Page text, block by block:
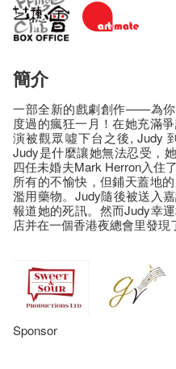
簡介
一部全新的戲劇創作——為你
度過的瘋狂一月！在她充滿
演被觀眾噓下台之後, Judy
Judy是什麼讓她無法忍受，
四任未婚夫Mark Herron入住
所有的不愉快，但鋪天蓋地
濫用藥物。Judy隨後被送入
報道她的死訊。然而Judy幸
店并在一個香港夜總會里發現
Sponsor